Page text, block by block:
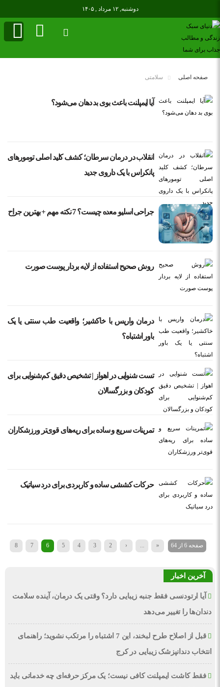
دوشنبه, ۱۲ مرداد , ۱۴۰۵
صفحه اصلی سلامتی
آیا ایمپلنت باعث بوی بد دهان می‌شود؟
انقلاب در درمان سرطان؛ کشف کلید اصلی تومورهای
پانکراس با یک داروی جدید
جراحی اسلیو معده چیست؟ 7 نکته مهم + بهترین جراح
روش صحیح استفاده از لایه بردار پوست صورت
درمان واریس با خاکشیر؛ واقعیت طب سنتی یا یک
باور اشتباه؟
تست شنوایی در اهواز | تشخیص دقیق کم‌شنوایی برای
کودکان و بزرگسالان
تمرینات سریع و ساده برای ریه‌های قوی‌تر ورزشکاران
حرکات کششی ساده و کاربردی برای درد سیاتیک
صفحه 6 از 64 «
...
‹
2
3
4
5
6
7
8
آخرین اخبار
آیا ارتودنسی فقط جنبه زیبایی دارد؟ وقتی یک درمان، آینده سلامت
دندان‌ها را تغییر می‌دهد
قبل از اصلاح طرح لبخند، این 7 اشتباه را مرتکب نشوید؛ راهنمای
انتخاب دندانپزشک زیبایی در کرج
فقط کاشت ایمپلنت کافی نیست؛ یک مرکز حرفه‌ای چه خدماتی باید